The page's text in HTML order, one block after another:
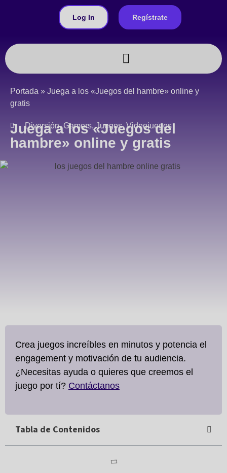
Log In Regístrate
Portada » Juega a los «Juegos del hambre» online y
gratis
Diversión,Gamers,Juegos,Videojuegos
Juega a los «Juegos del
hambre» online y gratis
Crea juegos increíbles en minutos y potencia el
engagement y motivación de tu audiencia.
¿Necesitas ayuda o quieres que creemos el
juego por tí? Contáctanos
Tabla de Contenidos